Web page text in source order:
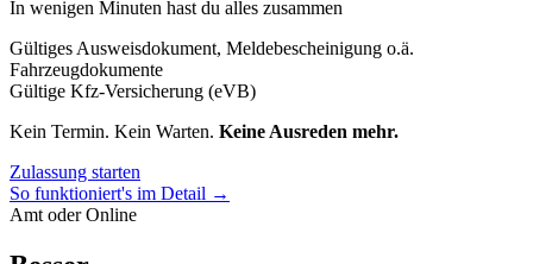
In wenigen Minuten hast du alles zusammen
Gültiges Ausweisdokument, Meldebescheinigung o.ä.
Fahrzeugdokumente
Gültige Kfz-Versicherung (eVB)
Kein Termin. Kein Warten. Keine Ausreden mehr.
Zulassung starten
So funktioniert's im Detail →
Amt oder Online